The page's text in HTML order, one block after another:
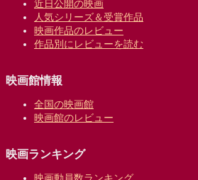
近日公開の映画
人気シリーズ＆受賞作品
映画作品のレビュー
作品別にレビューを読む
映画館情報
全国の映画館
映画館のレビュー
映画ランキング